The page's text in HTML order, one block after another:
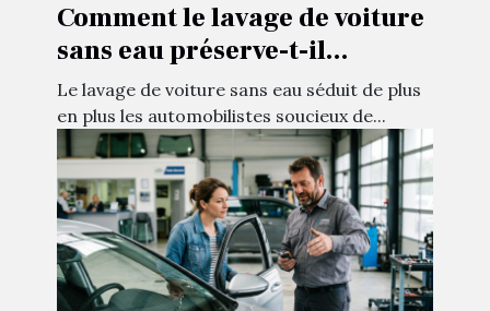
Comment le lavage de voiture
sans eau préserve-t-il
l'environnement ?
Le lavage de voiture sans eau séduit de plus
en plus les automobilistes soucieux de...